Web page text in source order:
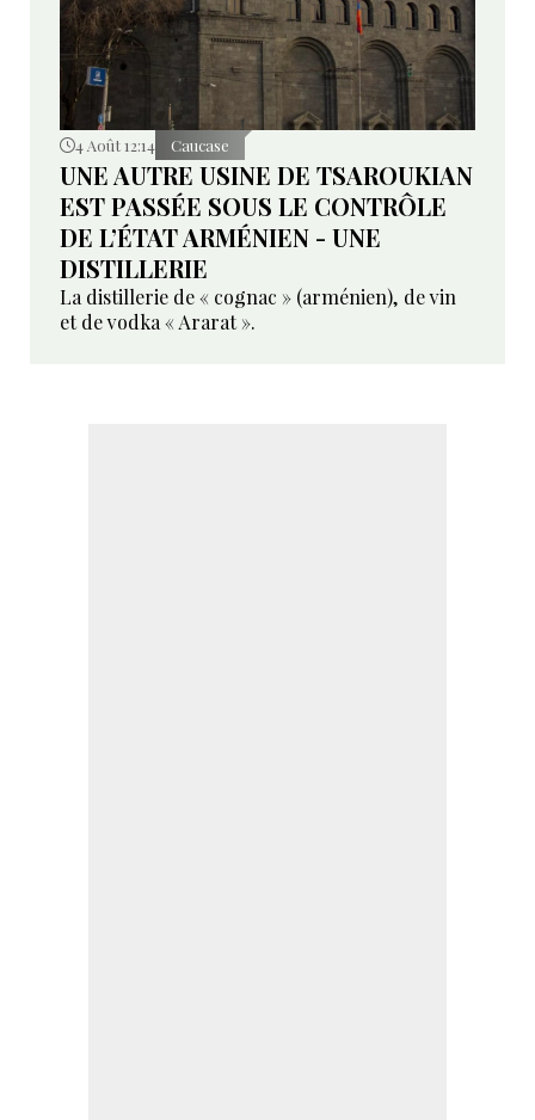
4 Août 12:14 Caucase
UNE AUTRE USINE DE TSAROUKIAN
EST PASSÉE SOUS LE CONTRÔLE
DE L’ÉTAT ARMÉNIEN - UNE
DISTILLERIE
La distillerie de « cognac » (arménien), de vin
et de vodka « Ararat ».